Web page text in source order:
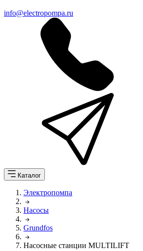
info@electropompa.ru
Каталог
Электропомпа
Насосы
Grundfos
Насосные станции MULTILIFT